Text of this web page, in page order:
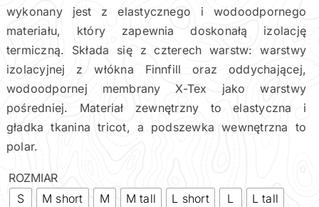
wykonany jest z elastycznego i wodoodpornego
materiału, który zapewnia doskonałą izolację
termiczną. Składa się z czterech warstw: warstwy
izolacyjnej z włókna Finnfill oraz oddychającej,
wodoodpornej membrany X-Tex jako warstwy
pośredniej. Materiał zewnętrzny to elastyczna i
gładka tkanina tricot, a podszewka wewnętrzna to
polar.
ROZMIAR
S
M short M M tall L short L
L tall